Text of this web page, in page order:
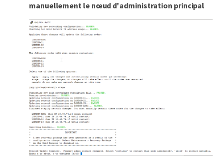
manuellement le nœud d'administration principal